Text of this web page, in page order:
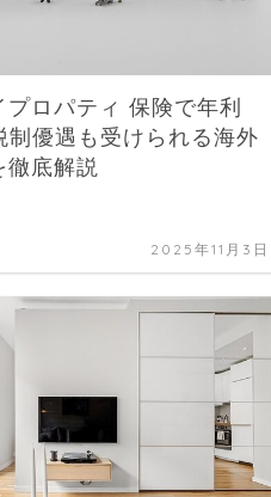
プロパティ 保険で年利
制優遇も受けられる海外
徹底解説
2025年11月3日